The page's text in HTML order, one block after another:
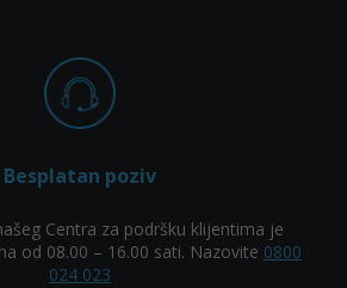
Besplatan poziv
Centra za podršku klijentima je
od 08.00 – 16.00 sati. Nazovite 0800
024 023